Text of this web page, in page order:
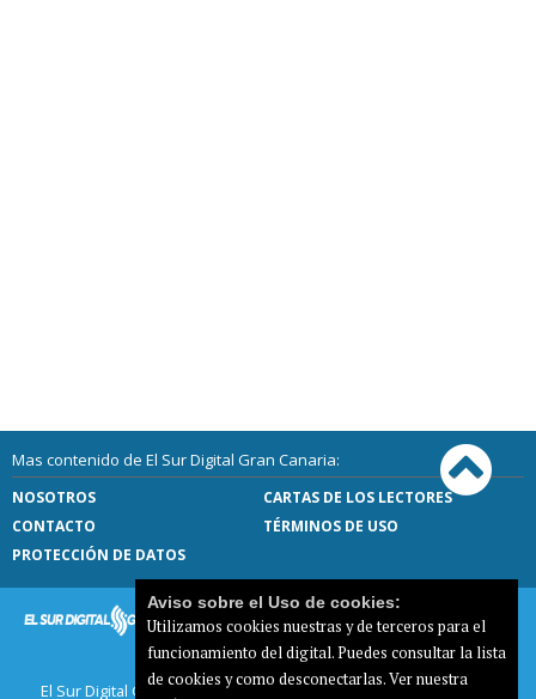
Mas contenido de El Sur Digital Gran Canaria:
NOSOTROS
CARTAS DE LOS LECTORES
CONTACTO
TÉRMINOS DE USO
PROTECCIÓN DE DATOS
El Sur Digital Gran Canaria |Términos de uso|
Aviso sobre el Uso de cookies:
Utilizamos cookies nuestras y de terceros para el
funcionamiento del digital. Puedes consultar la lista
de cookies y como desconectarlas.Ver nuestra